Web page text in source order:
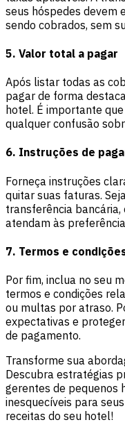
seus hóspedes devem
sendo cobrados, sem
5. Valor total a pagar
Após listar todas as
pagar de forma
hotel. É importante
qualquer confusão
6. Instruções de
Forneça instruções
quitar suas faturas.
transferência
atendam às
7. Termos e
Por fim, inclua no seu
termos e condições
ou multas por atraso.
expectativas e
de pagamento.
Transforme sua
Descubra estratégias
gerentes de pequenos
inesquecíveis para
receitas do seu hotel!